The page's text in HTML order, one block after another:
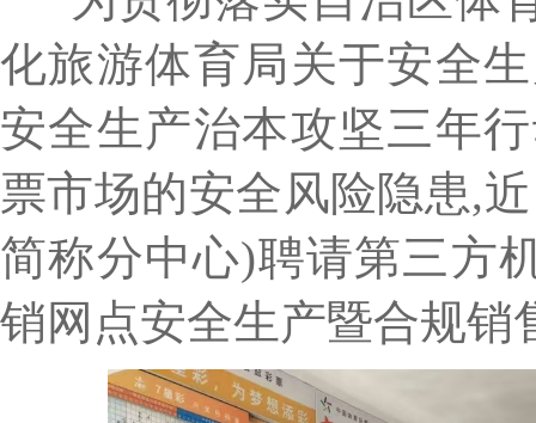
化旅游体育局关于安全
安全生产治本攻坚三年
票市场的安全风险隐患,
简称分中心)聘请第三方
销网点安全生产暨合规销